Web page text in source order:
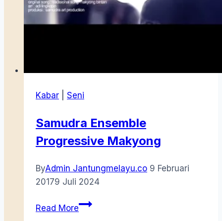
Kabar Seni
Samudra Ensemble
Progressive Makyong
ByAdmin Jantungmelayu.co 9 Februari
20179 Juli 2024
Read MoreSamudra